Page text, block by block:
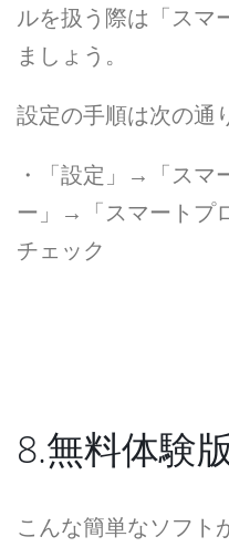
ルを扱う際は「スマ
ましょう。
設定の手順は次の通
・「設定」→「スマ
ー」→「スマートプ
チェック
8.無料体験
こんな簡単なソフト